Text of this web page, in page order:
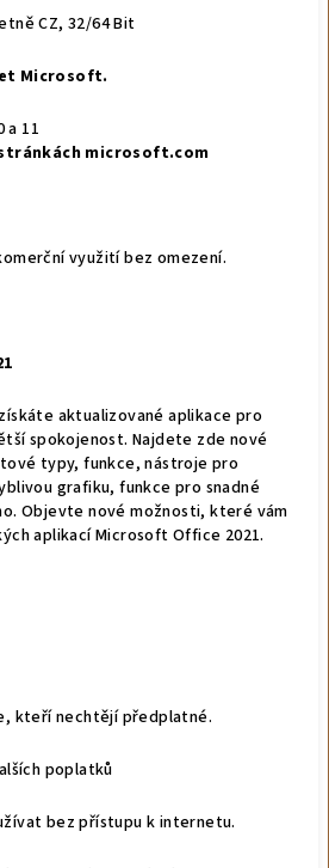
CZ, 32/64 Bit
Microsoft.
a 11
microsoft.com
využití bez omezení.
aktualizované aplikace pro
spokojenost. Najdete zde nové
typy, funkce, nástroje pro
grafiku, funkce pro snadné
Objevte nové možnosti, které vám
aplikací Microsoft Office 2021.
kteří nechtějí předplatné.
poplatků
bez přístupu k internetu.